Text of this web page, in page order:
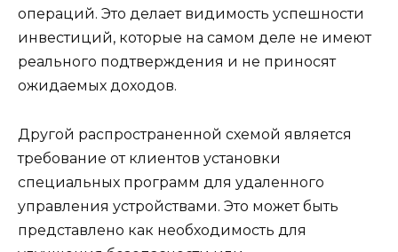
операций. Это делает видимость успешности
инвестиций, которые на самом деле не имеют
реального подтверждения и не приносят
ожидаемых доходов.
Другой распространенной схемой является
требование от клиентов установки
специальных программ для удаленного
управления устройствами. Это может быть
представлено как необходимость для